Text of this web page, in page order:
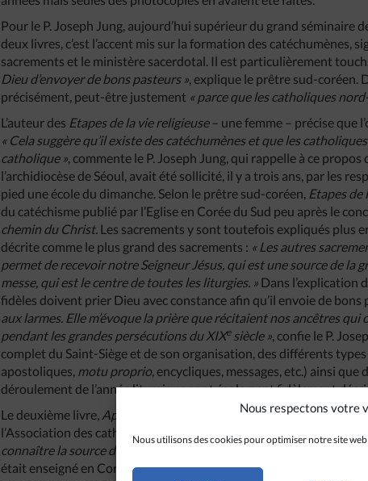
Nous respectons votre
Nous utilisons des cookies pour optimiser notre site
Pour le P. Joseph Jung, aujourd’hui supérieur du grand séminaire
deux livres, c’est l’accent mis sur la formation des catéchumènes,
sacrements et le ministère sacerdotal. Il est particulièrement
Dieu d’envoyer de bons pasteurs », explique le prêtre sud-coréen.
précisément, peut-être justement « parce que les catholiques
L’auteur des Etapes de la vie religieuse– une femme – précise que
« Cela suggère qu’il existe des catéchumènes et que les
catholique », commente le P. Joseph Jung, qui rappelle à ce
l’archidiocèse de Séoul, avait été sollicité, il y a trois ans, par les
pied une école du dimanche. Selon le prêtre sud-coréen, Etapes de
du catéchisme publié par l’Eglise en Corée du Sud peu après le
chemin du Christ. Les sacrements y sont toutefois expliqués plus
décrite comme le plus grand des sacrements : « Les autres
permet de recevoir notre Seigneur Jésus, qui est une source de la
messe, qui est le centre de toutes les liturgies. » Dans l’explication
fidèles doivent prier Dieu avec constance afin qu’il envoie de
aux larmes. Elle m’évoque la prière que récitaient nos ancêtres qui
pendant les grandes persécutions du XIXesiècle », confie le P.
complet du Saint-Siège et de son organisation, des différents
apostoliques, motu proprio, encycliques, messages, etc.) ainsi que
déroulement de l’année liturgique sont également fidèlement
Le deuxième livre, Apprendre le catholicisme, est introduit par un
l’Association des catholiques (nord-)coréens, qui explique que cet
connaître la source de la vie et du bonheur ». Par son style, ce
était enseigné en Corée du Sud avant le concile Vatican II (1962-